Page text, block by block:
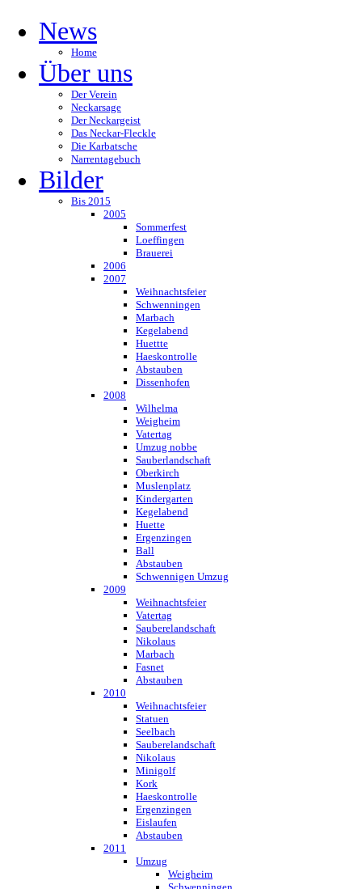
News
Home
Über uns
Der Verein
Neckarsage
Der Neckargeist
Das Neckar-Fleckle
Die Karbatsche
Narrentagebuch
Bilder
Bis 2015
2005
Sommerfest
Loeffingen
Brauerei
2006
2007
Weihnachtsfeier
Schwenningen
Marbach
Kegelabend
Huettte
Haeskontrolle
Abstauben
Dissenhofen
2008
Wilhelma
Weigheim
Vatertag
Umzug nobbe
Sauberlandschaft
Oberkirch
Muslenplatz
Kindergarten
Kegelabend
Huette
Ergenzingen
Ball
Abstauben
Schwennigen Umzug
2009
Weihnachtsfeier
Vatertag
Sauberelandschaft
Nikolaus
Marbach
Fasnet
Abstauben
2010
Weihnachtsfeier
Statuen
Seelbach
Sauberelandschaft
Nikolaus
Minigolf
Kork
Haeskontrolle
Ergenzingen
Eislaufen
Abstauben
2011
Umzug
Weigheim